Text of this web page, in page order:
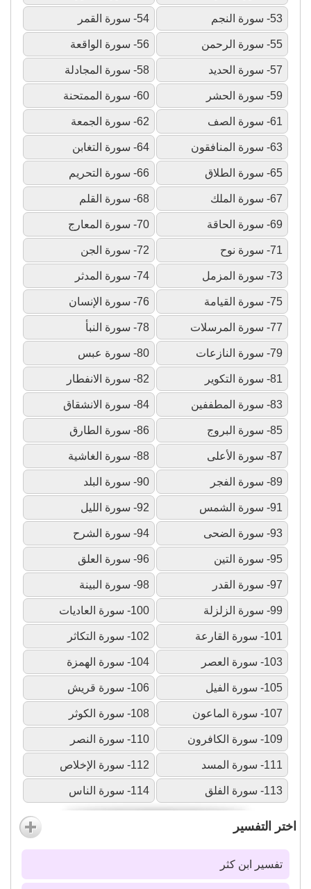
53- سورة النجم 54- سورة القمر
55- سورة الرحمن 56- سورة الواقعة
57- سورة الحديد 58- سورة المجادلة
59- سورة الحشر 60- سورة الممتحنة
61- سورة الصف 62- سورة الجمعة
63- سورة المنافقون 64- سورة التغابن
65- سورة الطلاق 66- سورة التحريم
67- سورة الملك 68- سورة القلم
69- سورة الحاقة 70- سورة المعارج
71- سورة نوح 72- سورة الجن
73- سورة المزمل 74- سورة المدثر
75- سورة القيامة 76- سورة الإنسان
77- سورة المرسلات 78- سورة النبأ
79- سورة النازعات 80- سورة عبس
81- سورة التكوير 82- سورة الانفطار
83- سورة المطففين 84- سورة الانشقاق
85- سورة البروج 86- سورة الطارق
87- سورة الأعلى 88- سورة الغاشية
89- سورة الفجر 90- سورة البلد
91- سورة الشمس 92- سورة الليل
93- سورة الضحى 94- سورة الشرح
95- سورة التين 96- سورة العلق
97- سورة القدر 98- سورة البينة
99- سورة الزلزلة 100- سورة العاديات
101- سورة القارعة 102- سورة التكاثر
103- سورة العصر 104- سورة الهمزة
105- سورة الفيل 106- سورة قريش
107- سورة الماعون 108- سورة الكوثر
109- سورة الكافرون 110- سورة النصر
111- سورة المسد 112- سورة الإخلاص
113- سورة الفلق 114- سورة الناس
اختر التفسير
تفسير ابن كثر